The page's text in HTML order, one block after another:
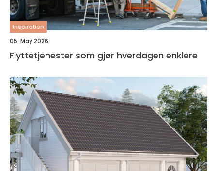
inspiration
05. May 2026
Flyttetjenester som gjør hverdagen enklere